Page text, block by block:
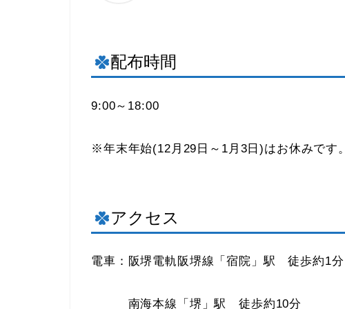
配布時間
9:00～18:00
※年末年始(12月29日～1月3日)はお休みです。
アクセス
電車：阪堺電軌阪堺線「宿院」駅 徒歩約1分
南海本線「堺」駅 徒歩約10分